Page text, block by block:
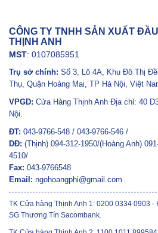
CÔNG TY TNHH SẢN XUẤT
THỊNH ANH
MST: 0107085951
Trụ sở chính: Số 3, Lô 4A, Khu Đô Thị
Thụ, Quận Hoàng Mai, TP Hà Nội, Việt
VPGD: Cửa Hàng Thịnh Anh Địa chỉ: 40
Nội.
ĐT: 043-9766-548 / 043-9766-546 /
DĐ: (Thịnh) 094-312-1950/(Hoàng Anh)
4510/
Fax: 043-9766548
Email: ngohoangphi@gmail.com
TK Cửa hàng Thịnh Anh 1: 0200 0334 0903 -
SG Thương Tín Sacombank.